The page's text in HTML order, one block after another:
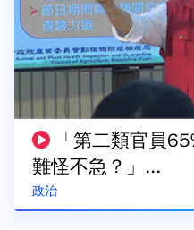
政治
「第二類官員
難怪不急？」...